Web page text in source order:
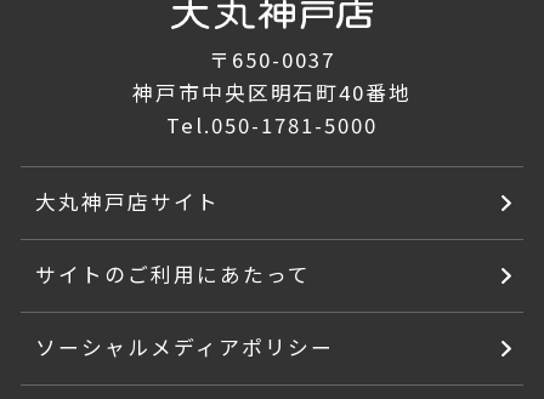
〒650-0037
神戸市中央区明石町40番地
Tel.050-1781-5000
大丸神戸店サイト
サイトのご利用にあたって
ソーシャルメディアポリシー